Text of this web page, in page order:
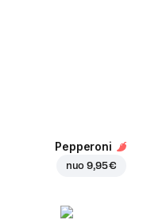
Pepperoni
nuo9,95 €